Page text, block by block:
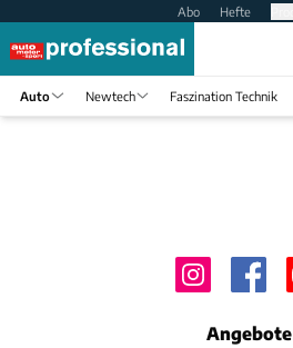
Abo Hefte
Auto Newtech Faszination Technik
Angebote